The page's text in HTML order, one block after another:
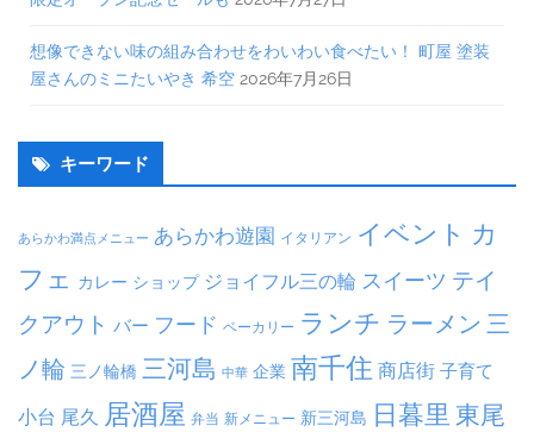
想像できない味の組み合わせをわいわい食べたい！ 町屋 塗装
屋さんのミニたいやき 希空 2026年7月26日
キーワード
あらかわ満点メニュー あらかわ遊園 イタリアン イベント カ
フェ カレー ショップ ジョイフル三の輪 スイーツ テイ
クアウト バー フード ベーカリー ランチ ラーメン 三
ノ輪 三ノ輪橋 三河島 中華 企業 南千住 商店街 子育て
小台 尾久 居酒屋 弁当 新メニュー 新三河島 日暮里 東尾